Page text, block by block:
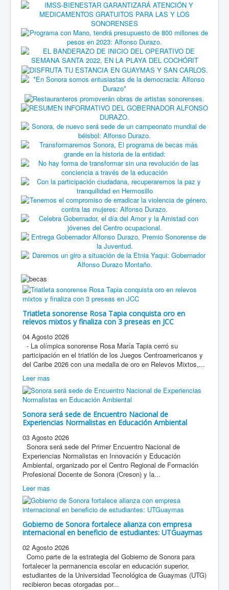
Triatleta sonorense Rosa Tapia conquista oro en
relevos mixtos y finaliza con 3 preseas en JCC
04 Agosto 2026
- La olímpica sonorense Rosa María Tapia cerró su
participación en el triatlón de los Juegos Centroamericanos y
del Caribe 2026 con una medalla de oro en Relevos Mixtos,...
Leer mas
Sonora será sede de Encuentro Nacional de
Experiencias Normalistas en Educación Ambiental
03 Agosto 2026
Sonora será sede del Primer Encuentro Nacional de
Experiencias Normalistas en Innovación y Educación
Ambiental, organizado por el Centro Regional de Formación
Profesional Docente de Sonora (Creson) y la...
Leer mas
Gobierno de Sonora fortalece alianza con empresa
internacional en beneficio de estudiantes: UTGuaymas
02 Agosto 2026
Como parte de la estrategia del Gobierno de Sonora para
fortalecer la permanencia escolar en educación superior,
estudiantes de la Universidad Tecnológica de Guaymas (UTG)
recibieron becas otorgadas por...